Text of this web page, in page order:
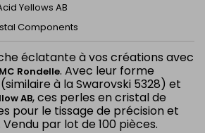
Yellows AB
Components
éclatante à vos créations avec
Rondelle. Avec leur forme
à la Swarovski 5328) et
AB, ces perles en cristal de
pour le tissage de précision et
par lot de 100 pièces.